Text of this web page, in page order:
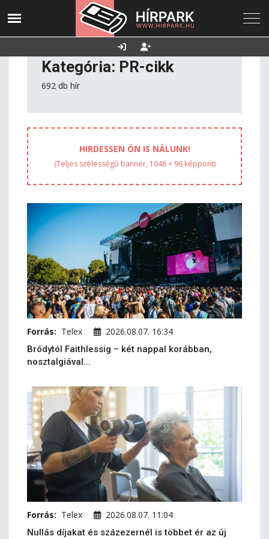
2026. augusztus
Utolsó frissítés:
2026.08.08. 03:39
Támogatás
Kategória: PR-cikk
692 db hír
HIRDESSEN ÖN IS NÁLUNK!
(Teljes szélességű banner, 1048 × 96 képpont)
Forrás: Telex 2026.08.07. 16:34
Bródytól Faithlessig – két nappal korábban,
nosztalgiával...
Forrás: Telex 2026.08.07. 11:04
Nullás díjakat és százezernél is többet ér az új